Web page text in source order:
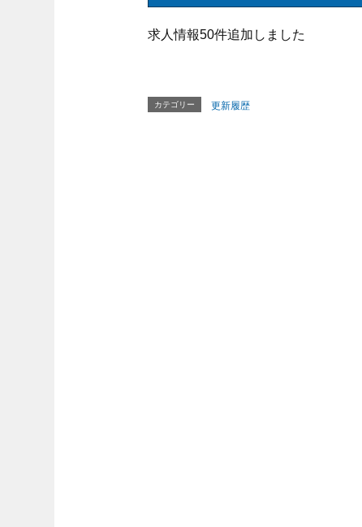
求人情報50件追加しました
カテゴリー 更新履歴